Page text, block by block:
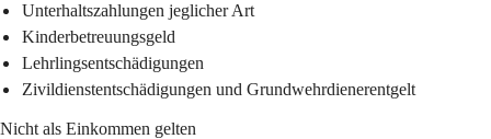
Unterhaltszahlungen jeglicher Art
Kinderbetreuungsgeld
Lehrlingsentschädigungen
Zivildienstentschädigungen und Grundwehrdienerentgelt
Nicht als Einkommen gelten